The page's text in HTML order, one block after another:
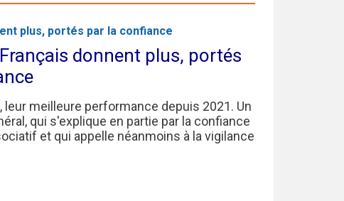
plus, portés par la confiance
donnent plus, portés
meilleure performance depuis 2021. Un
qui s'explique en partie par la confiance
et qui appelle néanmoins à la vigilance